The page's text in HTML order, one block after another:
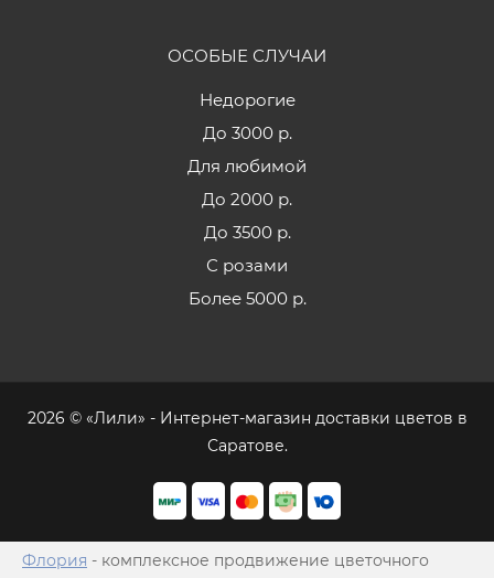
ОСОБЫЕ СЛУЧАИ
Недорогие
До 3000 р.
Для любимой
До 2000 р.
До 3500 р.
С розами
Более 5000 р.
2026 © «Лили» - Интернет-магазин доставки цветов в
Саратове.
Флория - комплексное продвижение цветочного